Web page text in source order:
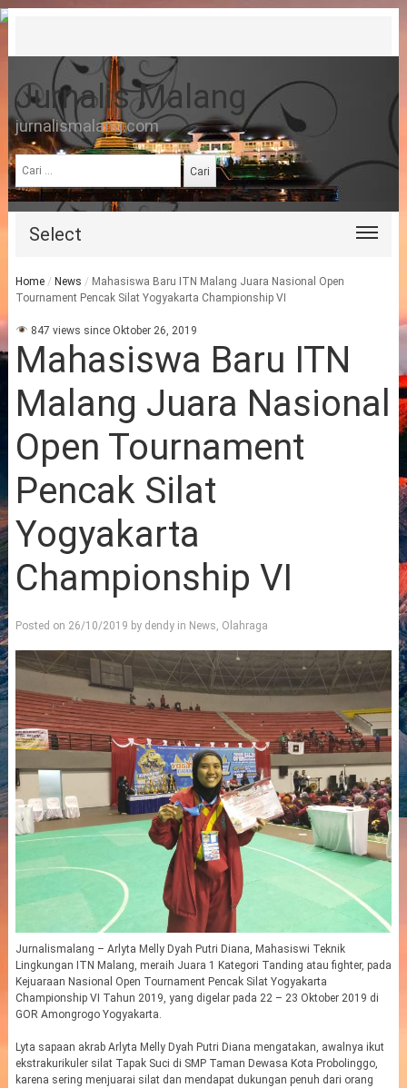
Jurnalis Malang
jurnalismalang.com
Cari
untuk:
Select
Home / News / Mahasiswa Baru ITN Malang Juara Nasional Open
Tournament Pencak Silat Yogyakarta Championship VI
847 views since Oktober 26, 2019
Mahasiswa Baru ITN
Malang Juara Nasional
Open Tournament
Pencak Silat
Yogyakarta
Championship VI
Posted on 26/10/2019 by dendyin News, Olahraga
Jurnalismalang – Arlyta Melly Dyah Putri Diana, Mahasiswi Teknik
Lingkungan ITN Malang, meraih Juara 1 Kategori Tanding atau fighter, pada
Kejuaraan Nasional Open Tournament Pencak Silat Yogyakarta
Championship VI Tahun 2019, yang digelar pada 22 – 23 Oktober 2019 di
GOR Amongrogo Yogyakarta.
Lyta sapaan akrab Arlyta Melly Dyah Putri Diana mengatakan, awalnya ikut
ekstrakurikuler silat Tapak Suci di SMP Taman Dewasa Kota Probolinggo,
karena sering menjuarai silat dan mendapat dukungan penuh dari orang